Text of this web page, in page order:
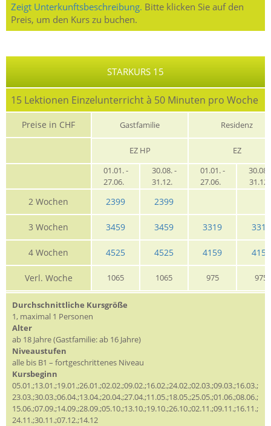
Zeigt Unterkunftsbeschreibung. Bitte klicken Sie auf den
Preis, um den Kurs zu buchen.
STARKURS 15
15 Lektionen Einzelunterricht à 50 Minuten pro Woche
Preise in CHF Gastfamilie Residenz
EZ HP
EZ
01.01. -
27.06.
30.08. -
31.12.
01.01. -
27.06.
30.08.
2 Wochen 2399 2399
3 Wochen 3459 3459 3319 3319
4 Wochen 4525 4525 4159 4159
Verl. Woche 1065 1065 975 975
Durchschnittliche Kursgröße
1, maximal 1 Personen
Alter
ab 18 Jahre (Gastfamilie: ab 16 Jahre)
Niveaustufen
alle bis B1 – fortgeschrittenes Niveau
Kursbeginn
05.01.;13.01.;19.01.;26.01.;02.02.;09.02.;16.02.;24.02.;02.03.;09.03.;16.03.;
23.03.;30.03.;06.04.;13.04.;20.04.;27.04.;11.05.;18.05.;25.05.;01.06.;08.06.;
15.06.;07.09.;14.09.;28.09.;05.10.;13.10.;19.10.;26.10.;02.11.;09.11.;16.11.;
24.11.;30.11.;07.12.;14.12